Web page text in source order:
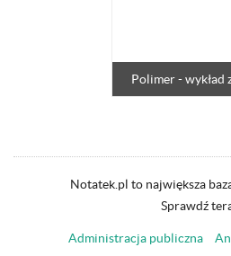
Polimer - wykład
Notatek.pl to największa
Sprawdź
Administracja publiczna